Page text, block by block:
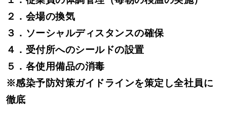
２．会場の換気
３．ソーシャルディスタンスの確保
４．受付所へのシールドの設置
５．各使用備品の消毒
※感染予防対策ガイドラインを策定し全社員に
徹底